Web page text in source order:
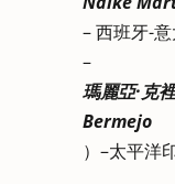
– 西班牙-
–
瑪麗亞·克
Bermejo
）–太平洋